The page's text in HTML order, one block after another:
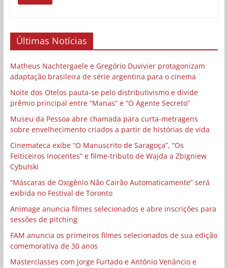
Últimas Notícias
Matheus Nachtergaele e Gregório Duvivier protagonizam
adaptação brasileira de série argentina para o cinema
Noite dos Otelos pauta-se pelo distributivismo e divide
prêmio principal entre “Manas” e “O Agente Secreto”
Museu da Pessoa abre chamada para curta-metragens
sobre envelhecimento criados a partir de histórias de vida
Cinemateca exibe “O Manuscrito de Saragoça”, “Os
Feiticeiros Inocentes” e filme-tributo de Wajda a Zbigniew
Cybulski
“Máscaras de Oxigênio Não Cairão Automaticamente” será
exibida no Festival de Toronto
Animage anuncia filmes selecionados e abre inscrições para
sessões de pitching
FAM anuncia os primeiros filmes selecionados de sua edição
comemorativa de 30 anos
Masterclasses com Jorge Furtado e Antônio Venâncio e